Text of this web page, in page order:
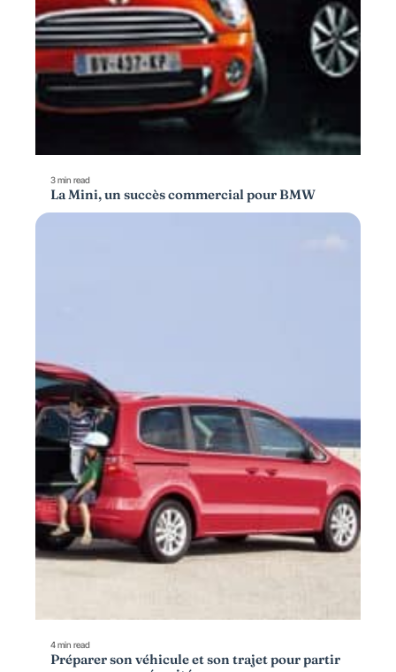
3 min read
La Mini, un succès commercial pour BMW
4 min read
Préparer son véhicule et son trajet pour partir